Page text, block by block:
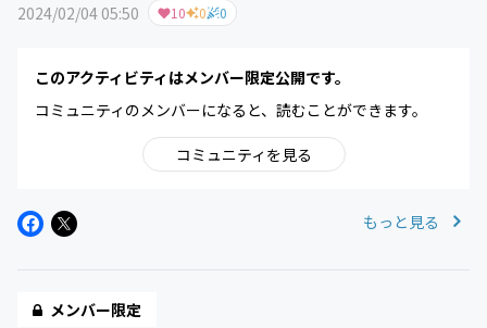
2024/02/04 05:50 10 0 0
このアクティビティはメンバー限定公開です。
コミュニティのメンバーになると、読むことができます。
コミュニティを見る
もっと見る
メンバー限定